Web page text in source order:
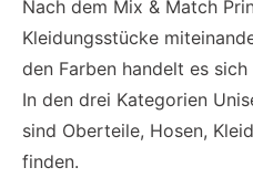
Nach dem Mix & Match
Kleidungsstücke
den Farben handelt es
In den drei Kategorien
sind Oberteile, Hosen,
finden.